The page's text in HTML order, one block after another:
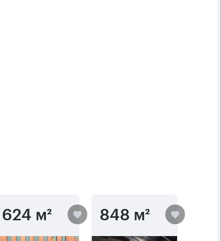
624 м² 848 м²